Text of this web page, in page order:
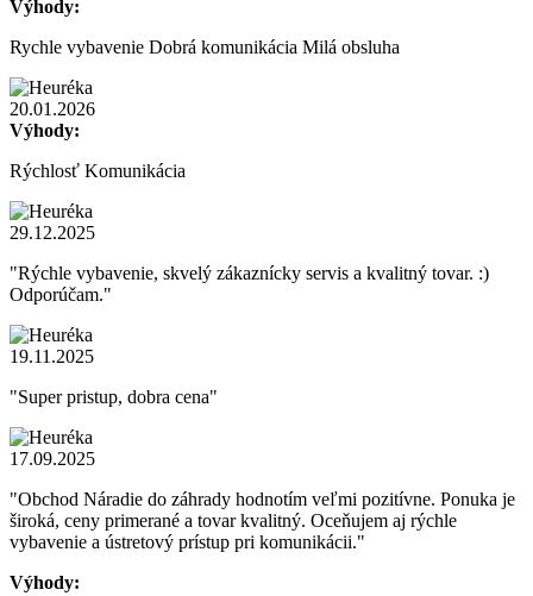
Výhody:
Rychle vybavenie Dobrá komunikácia Milá obsluha
20.01.2026
Výhody:
Rýchlosť Komunikácia
29.12.2025
"Rýchle vybavenie, skvelý zákaznícky servis a kvalitný tovar. :)
Odporúčam."
19.11.2025
"Super pristup, dobra cena"
17.09.2025
"Obchod Náradie do záhrady hodnotím veľmi pozitívne. Ponuka je
široká, ceny primerané a tovar kvalitný. Oceňujem aj rýchle
vybavenie a ústretový prístup pri komunikácii."
Výhody: